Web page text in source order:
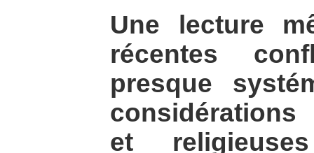
Une lecture
récentes
presque
et religieuses